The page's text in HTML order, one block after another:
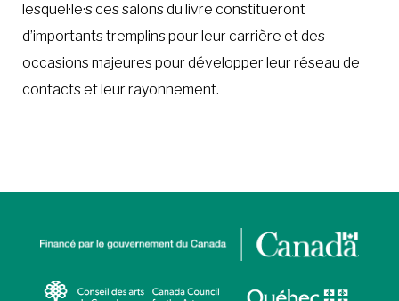
lesquel·le·s ces salons du livre constitueront
d’importants tremplins pour leur carrière et des
occasions majeures pour développer leur réseau de
contacts et leur rayonnement.